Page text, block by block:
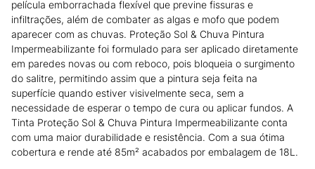
película emborrachada flexível que previne fissuras e
infiltrações, além de combater as algas e mofo que podem
aparecer com as chuvas. Proteção Sol & Chuva Pintura
Impermeabilizante foi formulado para ser aplicado diretamente
em paredes novas ou com reboco, pois bloqueia o surgimento
do salitre, permitindo assim que a pintura seja feita na
superfície quando estiver visivelmente seca, sem a
necessidade de esperar o tempo de cura ou aplicar fundos. A
Tinta Proteção Sol & Chuva Pintura Impermeabilizante conta
com uma maior durabilidade e resistência. Com a sua ótima
cobertura e rende até 85m² acabados por embalagem de 18L.